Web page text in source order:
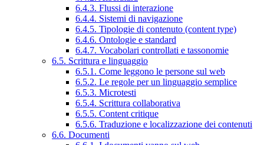
6.4.3. Flussi di interazione
6.4.4. Sistemi di navigazione
6.4.5. Tipologie di contenuto (content type)
6.4.6. Ontologie e standard
6.4.7. Vocabolari controllati e tassonomie
6.5. Scrittura e linguaggio
6.5.1. Come leggono le persone sul web
6.5.2. Le regole per un linguaggio semplice
6.5.3. Microtesti
6.5.4. Scrittura collaborativa
6.5.5. Content critique
6.5.6. Traduzione e localizzazione dei contenuti
6.6. Documenti